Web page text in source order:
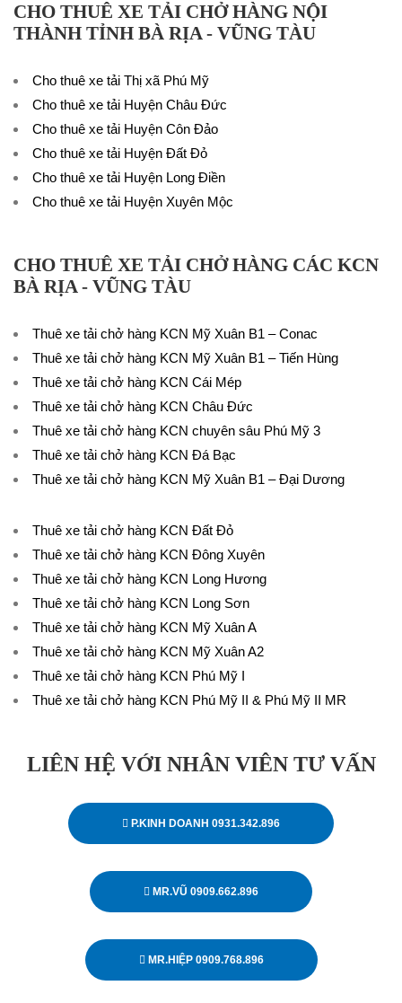
CHO THUÊ XE TẢI CHỞ HÀNG NỘI
THÀNH TỈNH BÀ RỊA - VŨNG TÀU
Cho thuê xe tải Thị xã Phú Mỹ
Cho thuê xe tải Huyện Châu Đức
Cho thuê xe tải Huyện Côn Đảo
Cho thuê xe tải Huyện Đất Đỏ
Cho thuê xe tải Huyện Long Điền
Cho thuê xe tải Huyện Xuyên Mộc
CHO THUÊ XE TẢI CHỞ HÀNG CÁC KCN
BÀ RỊA - VŨNG TÀU
Thuê xe tải chở hàng KCN Mỹ Xuân B1 – Conac
Thuê xe tải chở hàng KCN Mỹ Xuân B1 – Tiến Hùng
Thuê xe tải chở hàng KCN Cái Mép
Thuê xe tải chở hàng KCN Châu Đức
Thuê xe tải chở hàng KCN chuyên sâu Phú Mỹ 3
Thuê xe tải chở hàng KCN Đá Bạc
Thuê xe tải chở hàng KCN Mỹ Xuân B1 – Đại Dương
Thuê xe tải chở hàng KCN Đất Đỏ
Thuê xe tải chở hàng KCN Đông Xuyên
Thuê xe tải chở hàng KCN Long Hương
Thuê xe tải chở hàng KCN Long Sơn
Thuê xe tải chở hàng KCN Mỹ Xuân A
Thuê xe tải chở hàng KCN Mỹ Xuân A2
Thuê xe tải chở hàng KCN Phú Mỹ I
Thuê xe tải chở hàng KCN Phú Mỹ II & Phú Mỹ II MR
LIÊN HỆ VỚI NHÂN VIÊN TƯ VẤN
P.KINH DOANH 0931.342.896
MR.VŨ 0909.662.896
MR.HIỆP 0909.768.896